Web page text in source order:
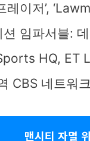
이저’,
션 임파서블:
HQ, ET
CBS 네트워
맨시티 자멸